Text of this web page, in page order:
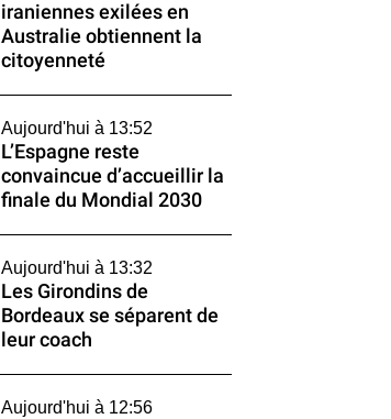
iraniennes exilées en
Australie obtiennent la
citoyenneté
Aujourd'hui à 13:52
L’Espagne reste
convaincue d’accueillir la
finale du Mondial 2030
Aujourd'hui à 13:32
Les Girondins de
Bordeaux se séparent de
leur coach
Aujourd'hui à 12:56